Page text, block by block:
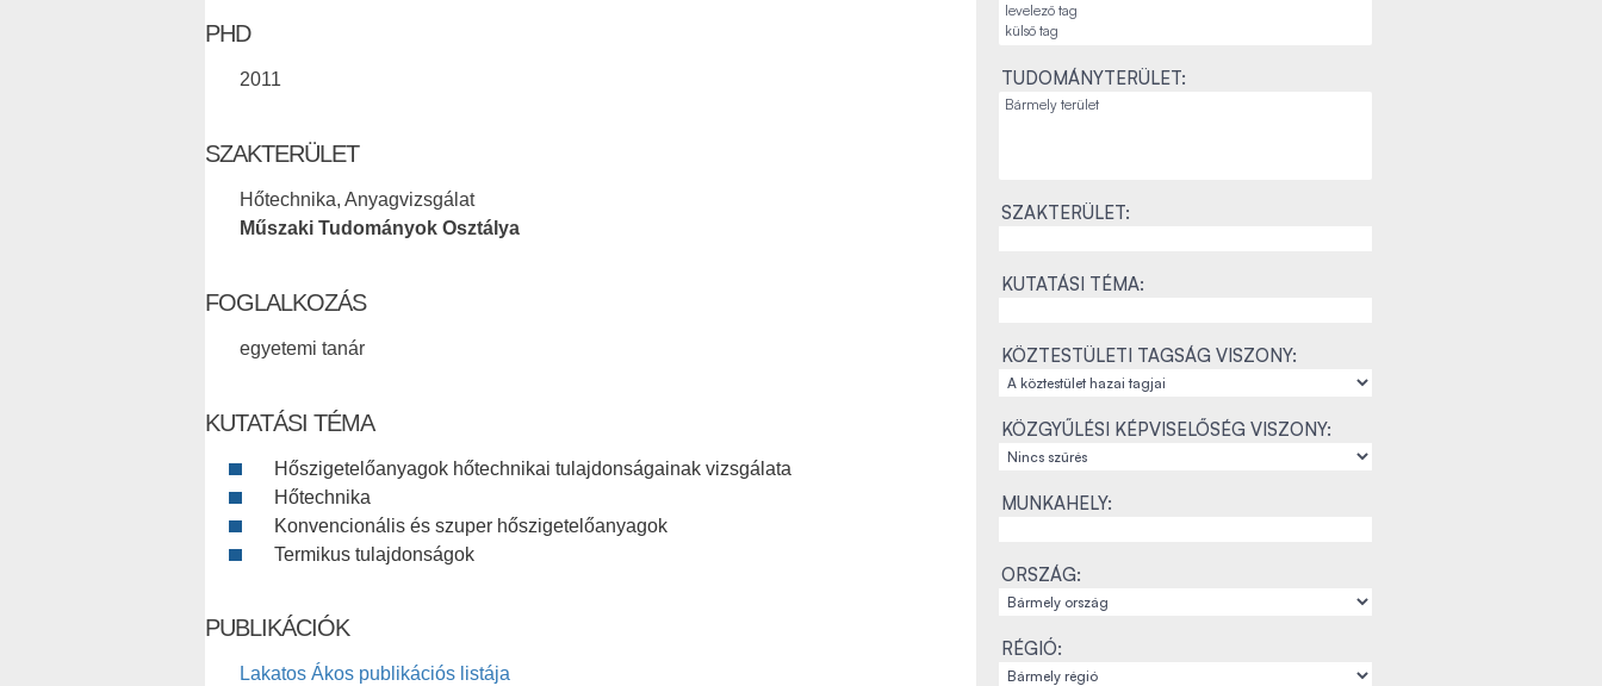
PHD
2011
SZAKTERÜLET
Hőtechnika, Anyagvizsgálat
Műszaki Tudományok Osztálya
FOGLALKOZÁS
egyetemi tanár
KUTATÁSI TÉMA
Hőszigetelőanyagok hőtechnikai tulajdonságainak vizsgálata
Hőtechnika
Konvencionális és szuper hőszigetelőanyagok
Termikus tulajdonságok
PUBLIKÁCIÓK
Lakatos Ákos publikációs listája
TUDOMÁNYTERÜLET:
SZAKTERÜLET:
KUTATÁSI TÉMA:
KÖZTESTÜLETI TAGSÁG VISZONY:
KÖZGYŰLÉSI KÉPVISELŐSÉG VISZONY:
MUNKAHELY:
ORSZÁG:
RÉGIÓ: